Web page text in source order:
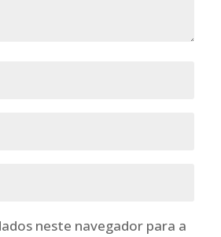
neste navegador para a